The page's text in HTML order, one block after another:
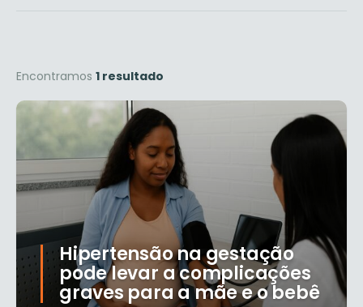
Encontramos 1 resultado
Hipertensão na gestação
pode levar a complicações
graves para a mãe e o bebê